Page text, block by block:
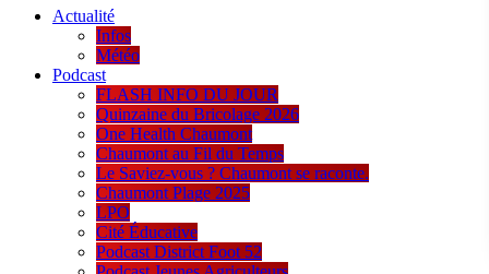
Actualité
Infos
Météo
Podcast
FLASH INFO DU JOUR
Quinzaine du Bricolage 2026
One Health Chaumont
Chaumont au Fil du Temps
Le Saviez-vous ? Chaumont se raconte.
Chaumont Plage 2025
LPO
Cité Éducative
Podcast District Foot 52